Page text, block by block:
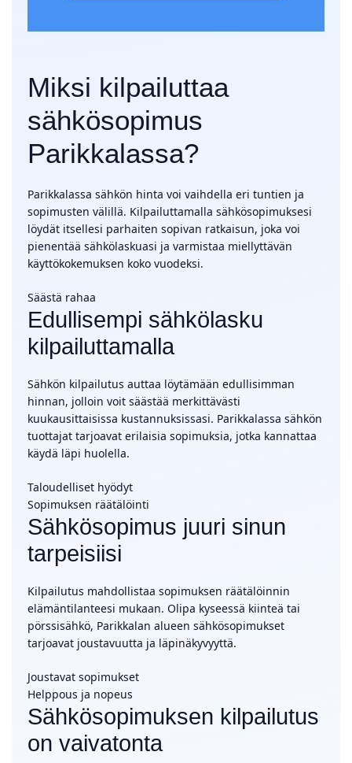
Miksi kilpailuttaa
sähkösopimus
Parikkalassa?
Parikkalassa sähkön hinta voi vaihdella eri tuntien ja
sopimusten välillä. Kilpailuttamalla sähkösopimuksesi
löydät itsellesi parhaiten sopivan ratkaisun, joka voi
pienentää sähkölaskuasi ja varmistaa miellyttävän
käyttökokemuksen koko vuodeksi.
Säästä rahaa
Edullisempi sähkölasku
kilpailuttamalla
Sähkön kilpailutus auttaa löytämään edullisimman
hinnan, jolloin voit säästää merkittävästi
kuukausittaisissa kustannuksissasi. Parikkalassa sähkön
tuottajat tarjoavat erilaisia sopimuksia, jotka kannattaa
käydä läpi huolella.
Taloudelliset hyödyt
Sopimuksen räätälöinti
Sähkösopimus juuri sinun
tarpeisiisi
Kilpailutus mahdollistaa sopimuksen räätälöinnin
elämäntilanteesi mukaan. Olipa kyseessä kiinteä tai
pörssisähkö, Parikkalan alueen sähkösopimukset
tarjoavat joustavuutta ja läpinäkyvyyttä.
Joustavat sopimukset
Helppous ja nopeus
Sähkösopimuksen kilpailutus
on vaivatonta